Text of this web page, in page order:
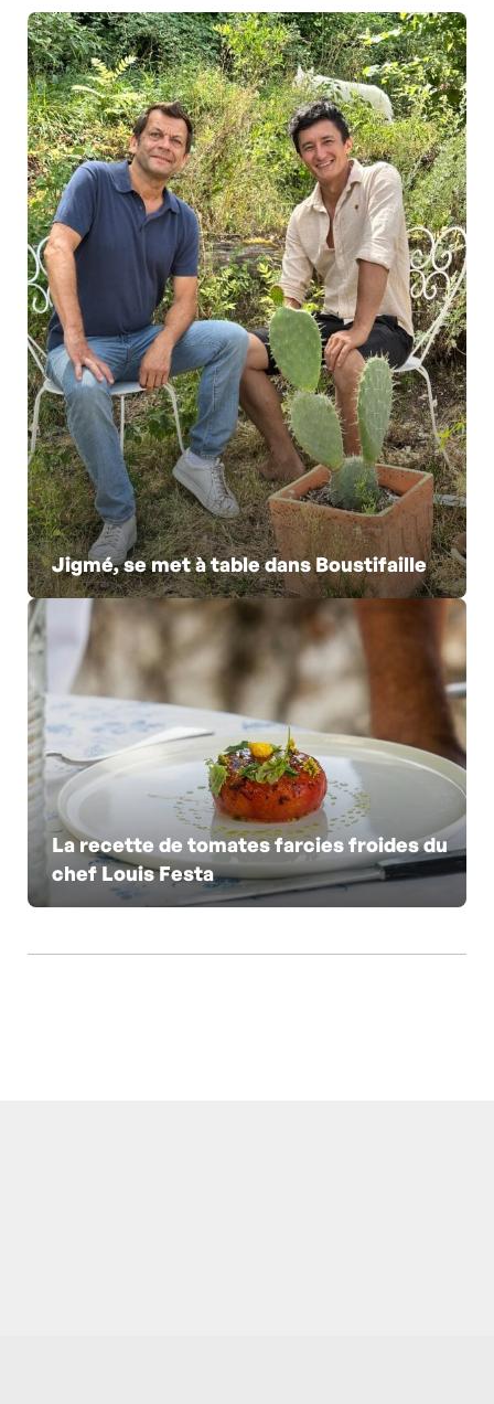
Jigmé, se met à table dans Boustifaille
La recette de tomates farcies froides du
chef Louis Festa